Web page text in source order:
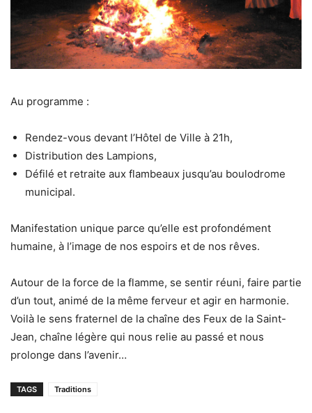
Au programme :
Rendez-vous devant l’Hôtel de Ville à 21h,
Distribution des Lampions,
Défilé et retraite aux flambeaux jusqu’au boulodrome
municipal.
Manifestation unique parce qu’elle est profondément
humaine, à l’image de nos espoirs et de nos rêves.
Autour de la force de la flamme, se sentir réuni, faire partie
d’un tout, animé de la même ferveur et agir en harmonie.
Voilà le sens fraternel de la chaîne des Feux de la Saint-
Jean, chaîne légère qui nous relie au passé et nous
prolonge dans l’avenir…
TAGS Traditions